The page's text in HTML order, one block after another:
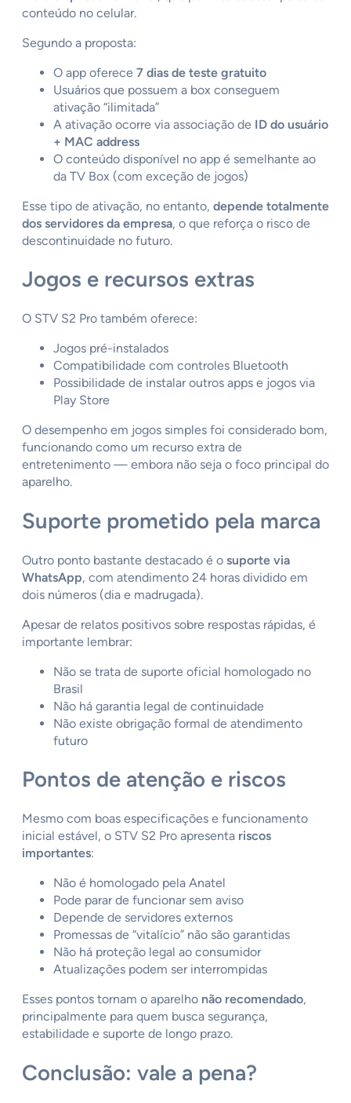
conteúdo no celular.
Segundo a proposta:
O app oferece 7 dias de teste gratuito
Usuários que possuem a box conseguem
ativação “ilimitada”
A ativação ocorre via associação de ID do usuário
+ MAC address
O conteúdo disponível no app é semelhante ao
da TV Box (com exceção de jogos)
Esse tipo de ativação, no entanto, depende totalmente
dos servidores da empresa, o que reforça o risco de
descontinuidade no futuro.
Jogos e recursos extras
O STV S2 Pro também oferece:
Jogos pré-instalados
Compatibilidade com controles Bluetooth
Possibilidade de instalar outros apps e jogos via
Play Store
O desempenho em jogos simples foi considerado bom,
funcionando como um recurso extra de
entretenimento — embora não seja o foco principal do
aparelho.
Suporte prometido pela marca
Outro ponto bastante destacado é o suporte via
WhatsApp, com atendimento 24 horas dividido em
dois números (dia e madrugada).
Apesar de relatos positivos sobre respostas rápidas, é
importante lembrar:
Não se trata de suporte oficial homologado no
Brasil
Não há garantia legal de continuidade
Não existe obrigação formal de atendimento
futuro
Pontos de atenção e riscos
Mesmo com boas especificações e funcionamento
inicial estável, o STV S2 Pro apresenta riscos
importantes:
Não é homologado pela Anatel
Pode parar de funcionar sem aviso
Depende de servidores externos
Promessas de “vitalício” não são garantidas
Não há proteção legal ao consumidor
Atualizações podem ser interrompidas
Esses pontos tornam o aparelho não recomendado,
principalmente para quem busca segurança,
estabilidade e suporte de longo prazo.
Conclusão: vale a pena?